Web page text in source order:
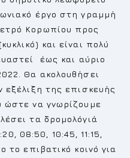
έργο στη γραμμή
Κορωπίου προς
και είναι πολύ
έως και αύριο
Θα ακολουθήσει
εξέλιξη της επισκευής
ώστε να γνωρίζουμε
τα δρομολόγιά
08:50, 10:45, 11:15,
επιβατικό κοινό για